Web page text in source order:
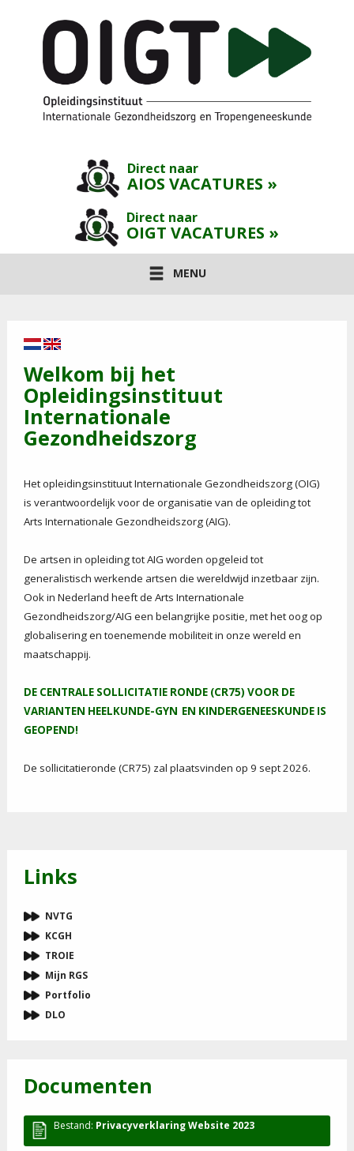
Direct naar
AIOS VACATURES »
Direct naar
OIGT VACATURES »
MENU
Welkom bij het
Opleidingsinstituut
Internationale
Gezondheidszorg
Het opleidingsinstituut Internationale Gezondheidszorg (OIG)
is verantwoordelijk voor de organisatie van de opleiding tot
Arts Internationale Gezondheidszorg (AIG).
De artsen in opleiding tot AIG worden opgeleid tot
generalistisch werkende artsen die wereldwijd inzetbaar zijn.
Ook in Nederland heeft de Arts Internationale
Gezondheidszorg/AIG een belangrijke positie, met het oog op
globalisering en toenemende mobiliteit in onze wereld en
maatschappij.
DE CENTRALE SOLLICITATIE RONDE (CR75) VOOR DE
VARIANTEN HEELKUNDE-GYN EN KINDERGENEESKUNDE IS
GEOPEND!
De sollicitatieronde (CR75) zal plaatsvinden op 9 sept 2026.
Links
NVTG
KCGH
TROIE
Mijn RGS
Portfolio
DLO
Documenten
Bestand: Privacyverklaring Website 2023